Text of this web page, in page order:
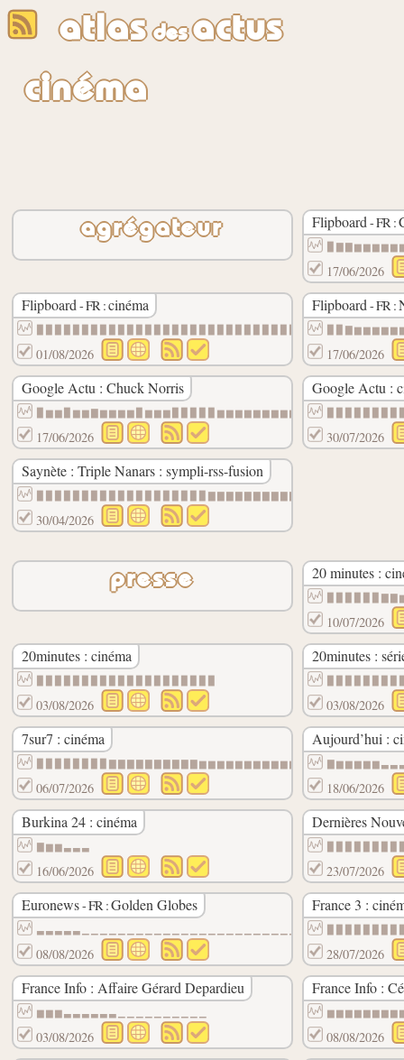
atlasdesactus
cinéma
agrégateur Flipboard - FR :
17/06/2026
Flipboard - FR :cinéma
01/08/2026
Flipboard - FR :
17/06/2026
Google Actu : Chuck Norris
17/06/2026
Google Actu :
30/07/2026
Saynète : Triple Nanars : sympli-rss-fusion
30/04/2026
presse 20 minutes :
10/07/2026
20minutes : cinéma
03/08/2026
20minutes :
03/08/2026
7sur7 : cinéma
▉▉▉▉▉▉▉▉▇▇▇▇▇▇▇▇▇▇▆▆▆▆▆▆▆▆▆▆▆▆
06/07/2026
Aujourd’hui :
18/06/2026
Burkina 24 : cinéma
▇▆▆▃▃▃
16/06/2026
Dernières
23/07/2026
Euronews- FR :Golden Globes
▃▃▃▃▃▁▁▁▁▁▁▁▁▁▁▁▁▁▁▁▁▁▁▁▁▁▁▁▁▁▁▁▁▁▁▁▁▁
08/08/2026
France 3 :
28/07/2026
France Info : Affaire Gérard Depardieu
▆▆▆▃▃▃▃▃▃▁▁▁▁▁▁▁▁▁▁
03/08/2026
France Info :
08/08/2026